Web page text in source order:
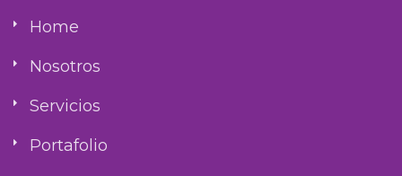
Home
Nosotros
Servicios
Portafolio